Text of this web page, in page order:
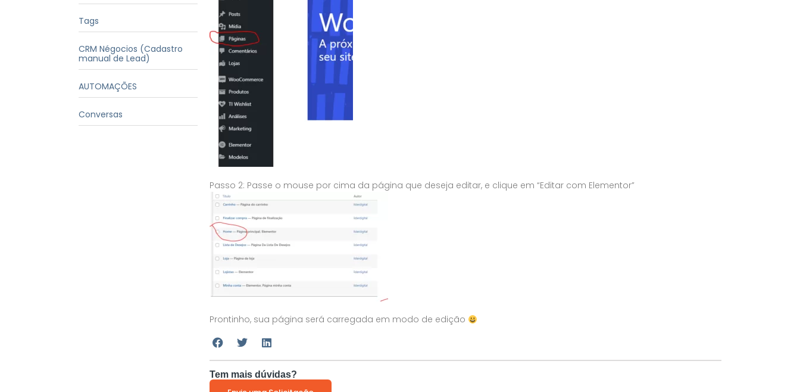
Tags
CRM Négocios (Cadastro
manual de Lead)
AUTOMAÇÕES
Conversas
Passo 2: Passe o mouse por cima da página que deseja editar, e clique em “Editar com Elementor”
Prontinho, sua página será carregada em modo de edição
Tem mais dúvidas?